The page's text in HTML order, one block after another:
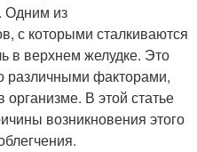
Одним из
с которыми сталкиваются
в верхнем желудке. Это
различными факторами,
В этой статье
возникновения этого